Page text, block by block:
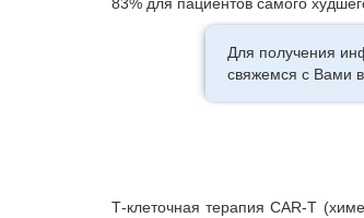
Для получения
свяжемся с Вами
Т-клеточная терапия CAR-T